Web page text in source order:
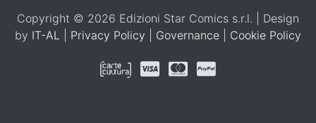
Copyright © 2026 Edizioni Star Comics s.r.l. | Design
by IT-AL Privacy Policy Governance Cookie Policy